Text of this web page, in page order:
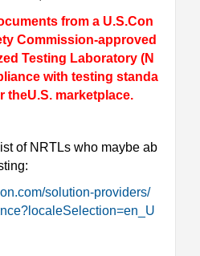
from a U.S.Con
Commission-approved
Testing Laboratory (N
with testing standa
theU.S. marketplace.
of NRTLs who maybe ab
solution-providers/